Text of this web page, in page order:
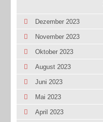
Dezember 2023
November 2023
Oktober 2023
August 2023
Juni 2023
Mai 2023
April 2023